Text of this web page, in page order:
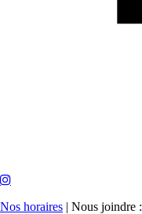
Nos horaires | Nous joindre :